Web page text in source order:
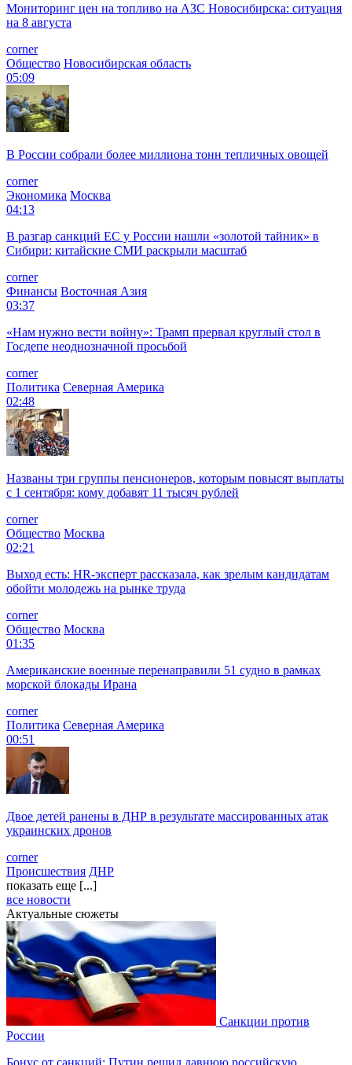
Мониторинг цен на топливо на АЗС Новосибирска: ситуация
на 8 августа
corner
Общество Новосибирская область
05:09
В России собрали более миллиона тонн тепличных овощей
corner
Экономика Москва
04:13
В разгар санкций ЕС у России нашли «золотой тайник» в
Сибири: китайские СМИ раскрыли масштаб
corner
Финансы Восточная Азия
03:37
«Нам нужно вести войну»: Трамп прервал круглый стол в
Госдепе неоднозначной просьбой
corner
Политика Северная Америка
02:48
Названы три группы пенсионеров, которым повысят выплаты
с 1 сентября: кому добавят 11 тысяч рублей
corner
Общество Москва
02:21
Выход есть: HR-эксперт рассказала, как зрелым кандидатам
обойти молодежь на рынке труда
corner
Общество Москва
01:35
Американские военные перенаправили 51 судно в рамках
морской блокады Ирана
corner
Политика Северная Америка
00:51
Двое детей ранены в ДНР в результате массированных атак
украинских дронов
corner
Происшествия ДНР
показать еще [...]
все новости
Актуальные сюжеты
Санкции против
России
Бонус от санкций: Путин решил давнюю российскую